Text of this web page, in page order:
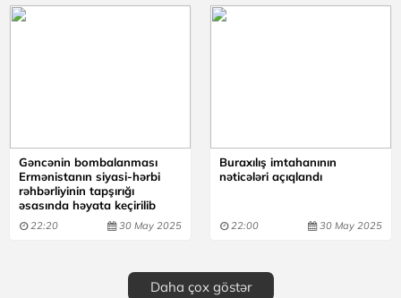
Gəncənin bombalanması
Ermənistanın siyasi-hərbi
rəhbərliyinin tapşırığı
əsasında həyata keçirilib
22:20 30 May 2025
Buraxılış imtahanının
nəticələri açıqlandı
22:00 30 May 2025
Daha çox göstər